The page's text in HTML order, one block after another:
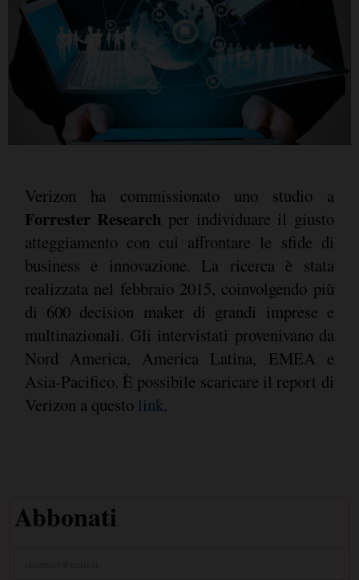
Verizon ha commissionato uno studio a
Forrester Research per individuare il giusto
atteggiamento con cui affrontare le sfide di
business e innovazione. La ricerca è stata
realizzata nel febbraio 2015, coinvolgendo più
di 600 decision maker di grandi imprese e
multinazionali. Gli intervistati provenivano da
Nord America, America Latina, EMEA e
Asia-Pacifico. È possibile scaricare il report di
Verizon a questo link.